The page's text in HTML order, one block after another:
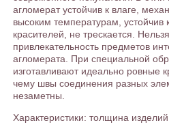
агломерат устойчив к влаге,
высоким температурам, устойчив
красителей, не трескается.
привлекательность предметов
агломерата. При специальной
изготавливают идеально ровные
чему швы соединения разных
незаметны.
Характеристики: толщина